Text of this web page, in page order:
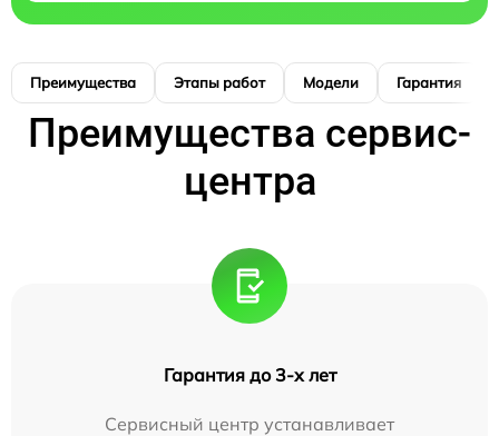
Преимущества Этапы работ Модели Гарантия
Преимущества сервис-
центра
Гарантия до 3-х лет
Сервисный центр устанавливает